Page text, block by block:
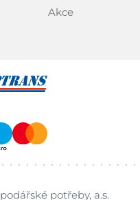
Akce
potřeby, a.s.